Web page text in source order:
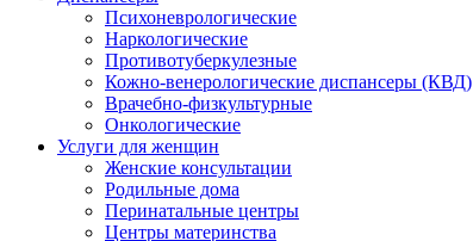
Психоневрологические
Наркологические
Противотуберкулезные
Кожно-венерологические диспансеры (КВД)
Врачебно-физкультурные
Онкологические
Услуги для женщин
Женские консультации
Родильные дома
Перинатальные центры
Центры материнства